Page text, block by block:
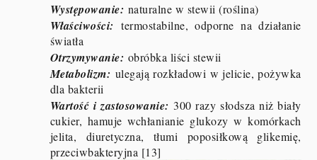
Występowanie: naturalne w stewii (roślina)
Właściwości: termostabilne, odporne na działanie
światła
Otrzymywanie: obróbka liści stewii
Metabolizm: ulegają rozkładowi w jelicie, pożywka
dla bakterii
Wartość i zastosowanie: 300 razy słodsza niż biały
cukier, hamuje wchłanianie glukozy w komórkach
jelita, diuretyczna, tłumi poposiłkową glikemię,
przeciwbakteryjna [13]